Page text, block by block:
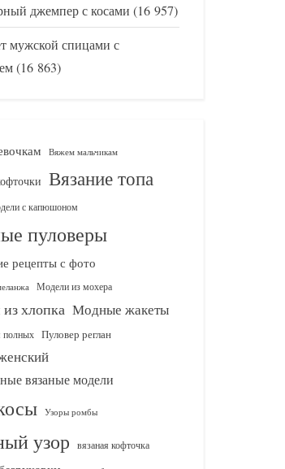
джемпер с косами (16 957)
мужской спицами с
(16 863)
Вяжем мальчикам
Вязание топа
с капюшоном
пуловеры
рецепты с фото
Модели из мохера
хлопка Модные жакеты
полных Пуловер реглан
вязаные модели
Узоры ромбы
узор вязаная кофточка